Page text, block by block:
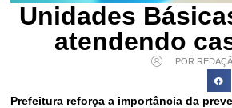
Unidades
atendendo
POR
Prefeitura reforça a importância da